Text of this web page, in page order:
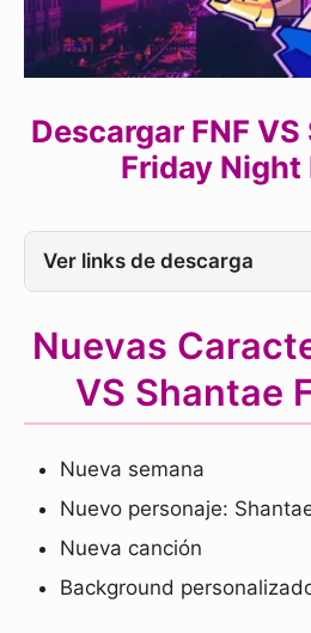
Descargar FNF
Friday Night
Ver links de descarga
Nuevas
VS Shantae
Nueva semana
Nuevo personaje:
Nueva canción
Background